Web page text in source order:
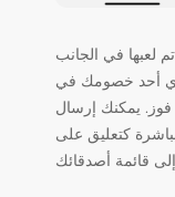
لعبها في الجانب
أحد خصومك في
فوز. يمكنك إرسال
كتعليق على